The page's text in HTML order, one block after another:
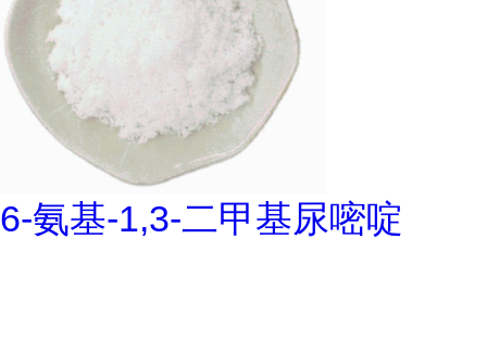
6-氨基-1,3-二甲基尿嘧啶